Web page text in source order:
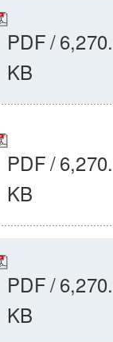
PDF/
KB
PDF/
KB
PDF/
KB